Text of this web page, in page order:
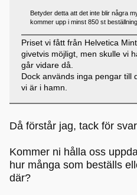
Betyder detta att det inte blir några
kommer upp i minst 850 st
Priset vi fått från Helvetica
givetvis möjligt, men skulle vi
går vidare då.
Dock används inga pengar till
vi är i hamn.
Då förstår jag, tack för
Kommer ni hålla oss
hur många som beställs
där?